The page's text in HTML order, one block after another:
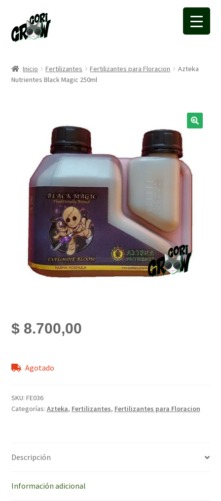
a
la
a
la
Inicio Fertilizantes Fertilizantes para Floracion
Azteka
Nutrientes Black Magic 250ml
$8.700,00
Agotado
SKU: FE036
Categorías: Azteka, Fertilizantes, Fertilizantes para Floracion
Descripción
Información adicional